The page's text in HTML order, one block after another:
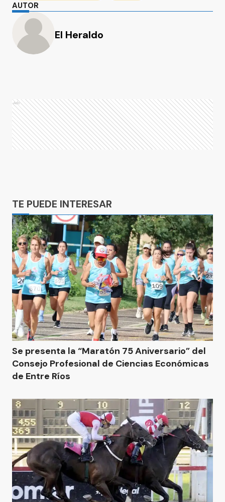
AUTOR
El Heraldo
Ads
TE PUEDE INTERESAR
Se presenta la “Maratón 75 Aniversario” del
Consejo Profesional de Ciencias Económicas
de Entre Ríos